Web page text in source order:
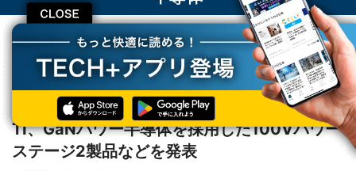
CLOSE
TECH+ テクノロジー
半導体
TI、GaNパワー半導体を採用した100Vパワーステージ2製品などを発表
TI、GaNパワー半導体を採用した100Vパワー
ステージ2製品などを発表